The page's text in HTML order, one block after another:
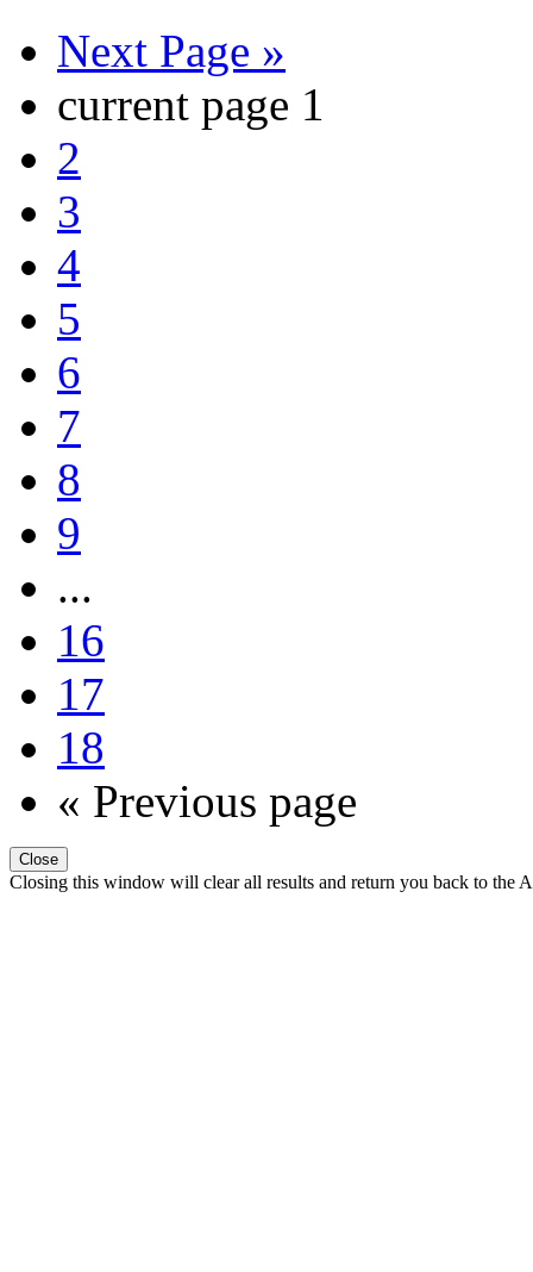
Next Page »
current page 1
2
3
4
5
6
7
8
9
...
16
17
18
« Previous page
Close
Closing this window will clear all results and return you back to the